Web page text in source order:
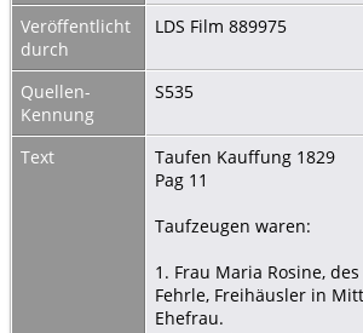
Veröffentlicht
durch
LDS Film 889975
Quellen-
Kennung
S535
Text
Taufen Kauffung 1829
Pag 11
Taufzeugen waren:
1. Frau Maria Rosine,
Fehrle, Freihäusler in
Ehefrau.